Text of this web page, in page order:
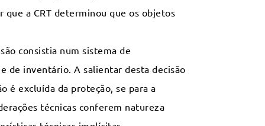
a CRT determinou que os objetos
consistia num sistema de
de inventário. A salientar desta decisão
é excluída da proteção, se para a
técnicas conferem natureza